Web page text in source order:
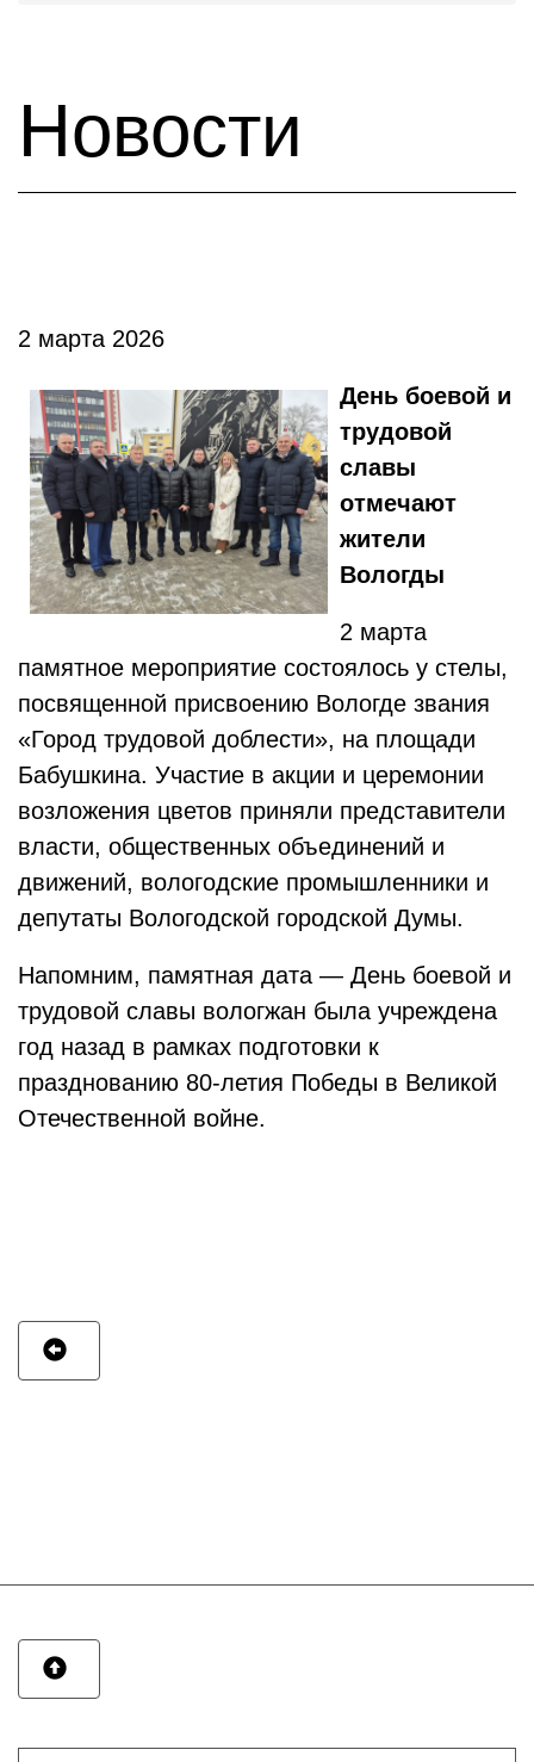
Новости
2 марта 2026
День боевой и
трудовой
славы
отмечают
жители
Вологды
2 марта
памятное мероприятие состоялось у стелы,
посвященной присвоению Вологде звания
«Город трудовой доблести», на площади
Бабушкина. Участие в акции и церемонии
возложения цветов приняли представители
власти, общественных объединений и
движений, вологодские промышленники и
депутаты Вологодской городской Думы.
Напомним, памятная дата — День боевой и
трудовой славы вологжан была учреждена
год назад в рамках подготовки к
празднованию 80-летия Победы в Великой
Отечественной войне.